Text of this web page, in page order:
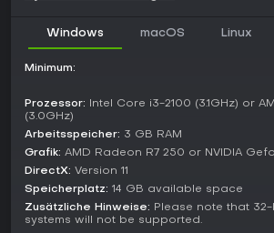
nach Spielerentscheidungen, die zu
Drei Jahre vor den Ereignissen des ersten
mit der beliebten Schülerin Rachel Amber,
inneren Dämonen in der Pacific-
Bay - eine Mischung aus
tieferen emotionalen Herausforderungen.
kanonische Elemente wie Chloes spitze
Windows macOS Linux
Minimum:
Prozessor: Intel Core i3-2100 (3.1GHz) or
(3.0GHz)
Arbeitsspeicher: 3 GB RAM
Grafik: AMD Radeon R7 250 or NVIDIA
DirectX: Version 11
Speicherplatz: 14 GB available space
Zusätzliche Hinweise: Please note that
systems will not be supported.